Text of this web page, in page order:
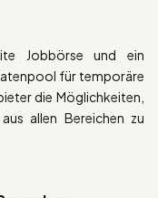
Jobbörse und ein
für temporäre
die Möglichkeiten,
allen Bereichen zu